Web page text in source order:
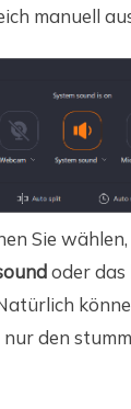
manuell
Sie wählen,
oder das
den